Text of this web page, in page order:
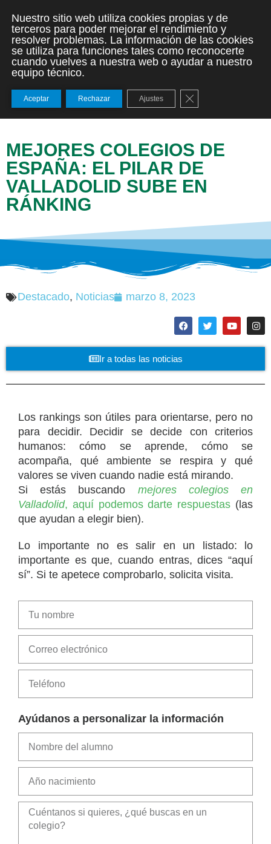
MEJORES COLEGIOS DE
ESPAÑA: EL PILAR DE
VALLADOLID SUBE EN
RÁNKING
Destacado, Noticias marzo 8, 2023
Ir a todas las noticias
Los rankings son útiles para orientarse, pero no
para decidir. Decidir se decide con criterios
humanos: cómo se aprende, cómo se
acompaña, qué ambiente se respira y qué
valores se viven cuando nadie está mirando.
Si estás buscando
mejores colegios en
Valladolid, aquí podemos darte respuestas (las
que ayudan a elegir bien).
Lo importante no es salir en un listado: lo
importante es que, cuando entras, dices “aquí
sí”. Si te apetece comprobarlo, solicita visita.
Ayúdanos a personalizar la información
Nuestro sitio web utiliza cookies propias y de
terceros para poder mejorar el rendimiento y
resolver problemas. La información de las cookies
se utiliza para funciones tales como reconocerte
cuando vuelves a nuestra web o ayudar a nuestro
equipo técnico.
Aceptar Rechazar Ajustes Cerrar el banner de